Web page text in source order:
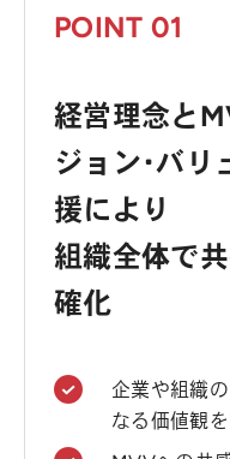
POINT 01
経営理念と
ジョン・バリ
援により
組織全体で
確化
企業や組織の
なる価値観